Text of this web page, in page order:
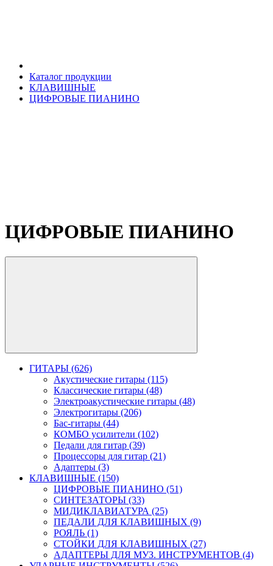
Каталог продукции
КЛАВИШНЫЕ
ЦИФРОВЫЕ ПИАНИНО
ЦИФРОВЫЕ ПИАНИНО
ГИТАРЫ (626)
Акустические гитары (115)
Классические гитары (48)
Электроакустические гитары (48)
Электрогитары (206)
Бас-гитары (44)
КОМБО усилители (102)
Педали для гитар (39)
Процессоры для гитар (21)
Адаптеры (3)
КЛАВИШНЫЕ (150)
ЦИФРОВЫЕ ПИАНИНО (51)
СИНТЕЗАТОРЫ (33)
МИДИКЛАВИАТУРА (25)
ПЕДАЛИ ДЛЯ КЛАВИШНЫХ (9)
РОЯЛЬ (1)
СТОЙКИ ДЛЯ КЛАВИШНЫХ (27)
АДАПТЕРЫ ДЛЯ МУЗ. ИНСТРУМЕНТОВ (4)